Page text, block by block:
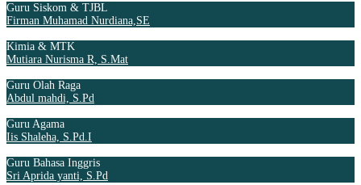
Guru Siskom & TJBL
Firman Muhamad Nurdiana,SE
Kimia & MTK
Mutiara Nurisma R, S.Mat
Guru Olah Raga
Abdul mahdi, S.Pd
Guru Agama
Iis Shaleha, S.Pd.I
Guru Bahasa Inggris
Sri Aprida yanti, S.Pd